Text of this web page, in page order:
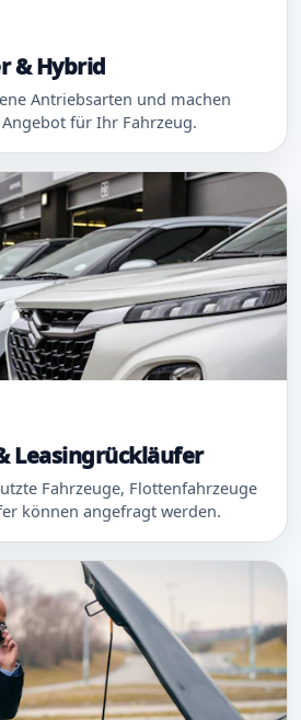
& Hybrid
Antriebsarten und machen
für Ihr Fahrzeug.
Leasingrückläufer
Fahrzeuge, Flottenfahrzeuge
können angefragt werden.